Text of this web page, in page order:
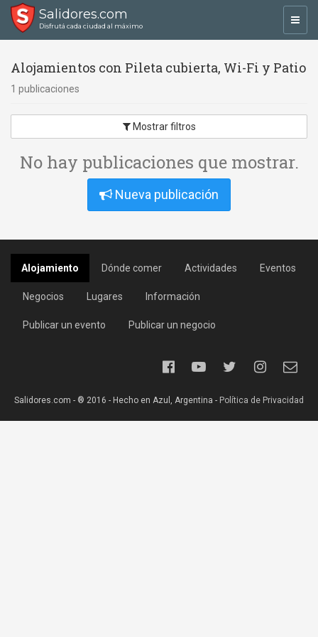
Salidores.com
Disfrutá cada ciudad al máximo
Alojamientos con Pileta cubierta, Wi-Fi y Patio
1 publicaciones
Mostrar filtros
No hay publicaciones que mostrar.
Nueva publicación
Alojamiento Dónde comer Actividades Eventos
Negocios Lugares Información
Publicar un evento Publicar un negocio
Salidores.com - ® 2016 - Hecho en Azul, Argentina - Política de Privacidad